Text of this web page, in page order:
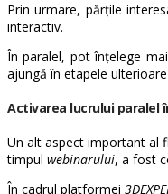
Prin urmare, părțile
interactiv.
În paralel, pot înțelege
ajungă în etapele
Activarea lucrului paralel
Un alt aspect important al
timpul webinarului, a fost
În cadrul platformei